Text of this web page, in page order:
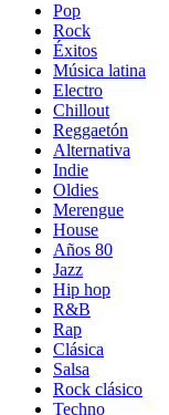
Pop
Rock
Éxitos
Música latina
Electro
Chillout
Reggaetón
Alternativa
Indie
Oldies
Merengue
House
Años 80
Jazz
Hip hop
R&B
Rap
Clásica
Salsa
Rock clásico
Techno